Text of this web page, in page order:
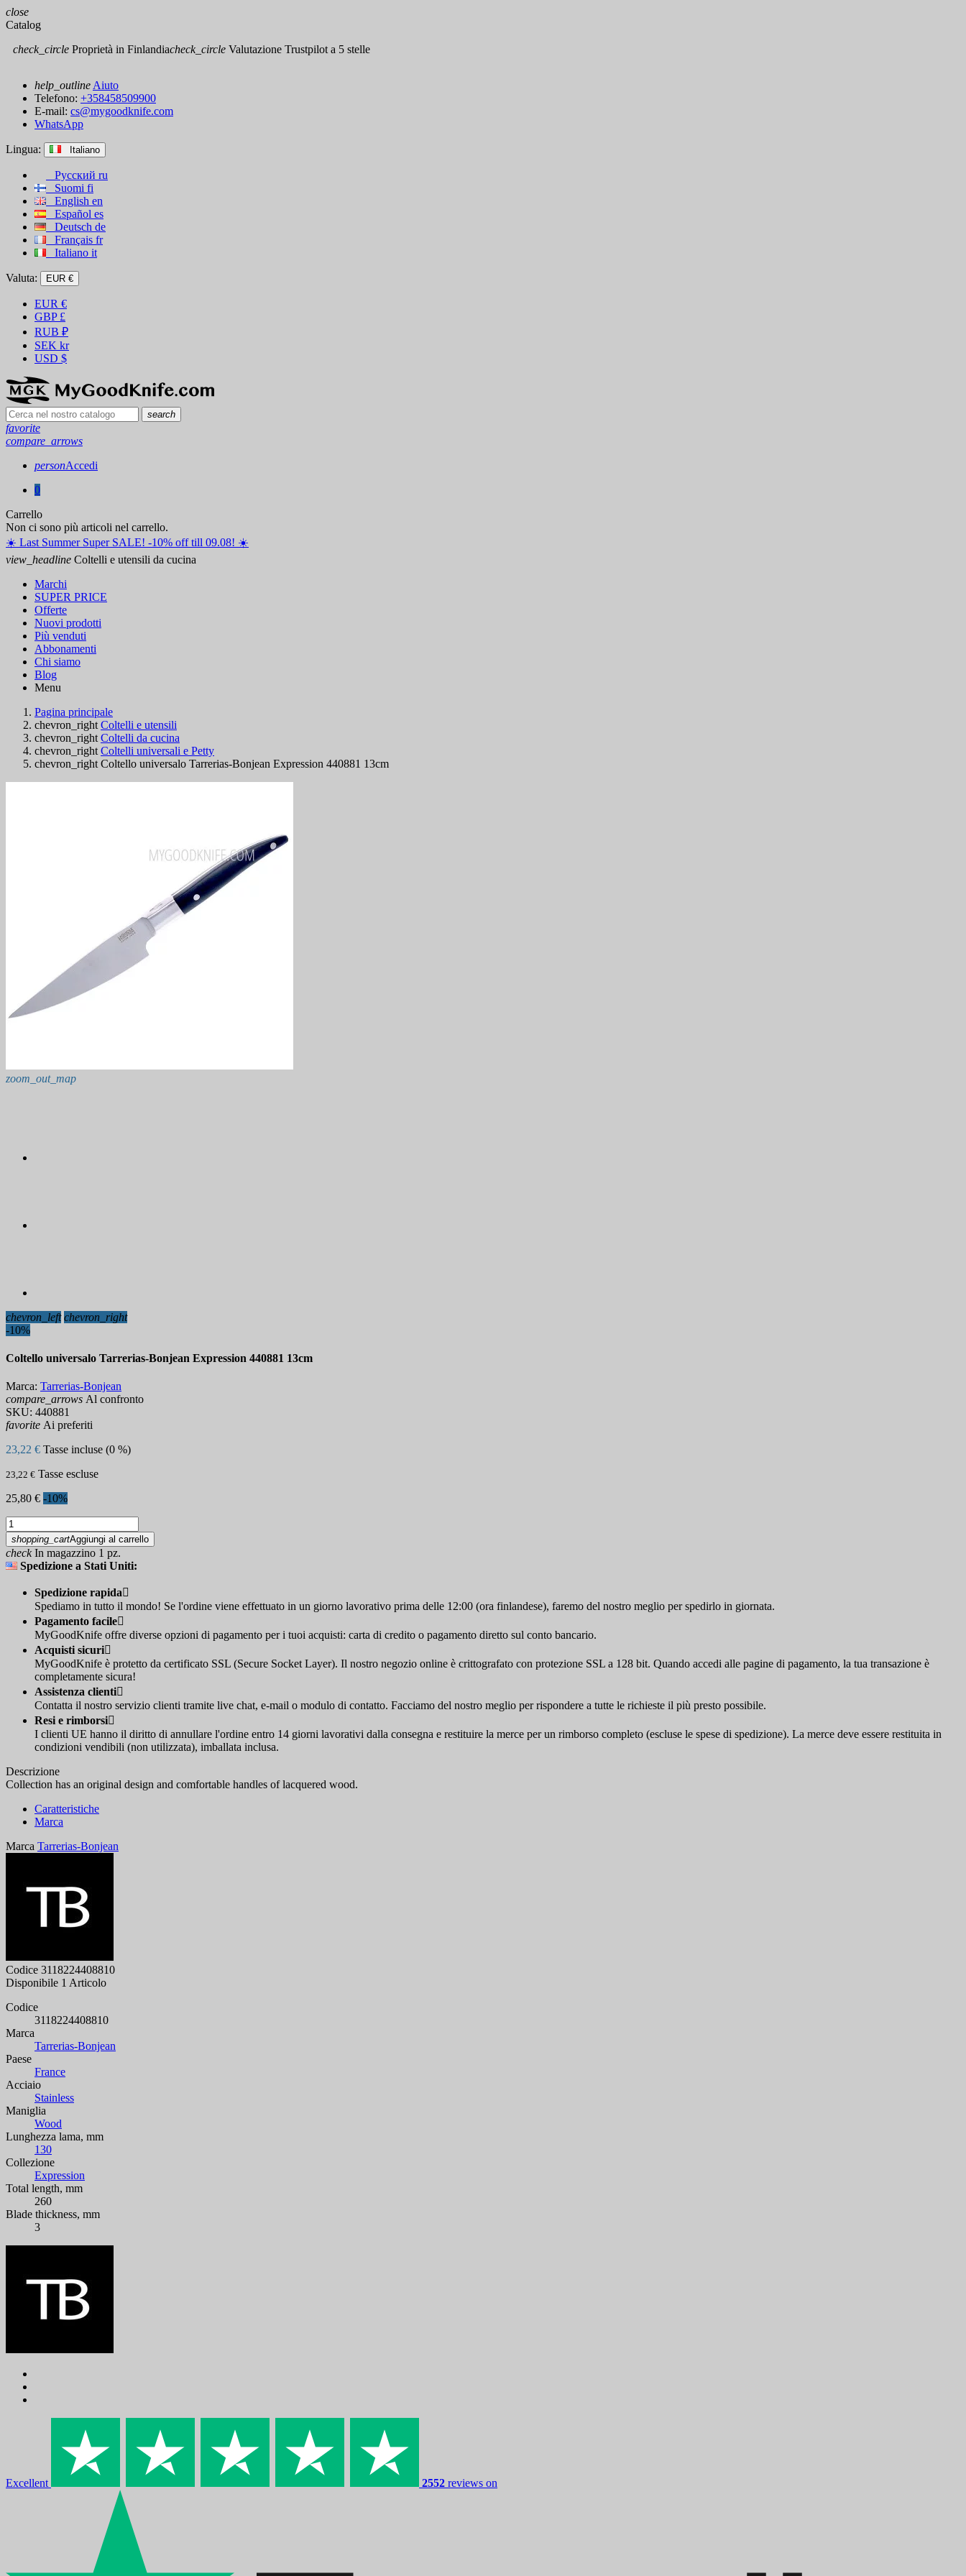
close
Catalog
check_circle Proprietà in Finlandiacheck_circle Valutazione Trustpilot a 5 stelle
help_outline Aiuto
Telefono: +358458509900
E-mail: cs@mygoodknife.com
WhatsApp
Lingua: Italiano
Русский ru
Suomi fi
English en
Español es
Deutsch de
Français fr
Italiano it
Valuta: EUR €
EUR €
GBP £
RUB ₽
SEK kr
USD $
search
favorite
compare_arrows
personAccedi
0
Carrello
Non ci sono più articoli nel carrello.
☀️ ️Last Summer Super SALE! -10% off till 09.08! ☀️
view_headline Coltelli e utensili da cucina
Marchi
SUPER PRICE
Offerte
Nuovi prodotti
Più venduti
Abbonamenti
Chi siamo
Blog
Menu
Pagina principale
chevron_right Coltelli e utensili
chevron_right Coltelli da cucina
chevron_right Coltelli universali e Petty
chevron_right Coltello universalo Tarrerias-Bonjean Expression 440881 13cm
zoom_out_map
chevron_left chevron_right
-10%
Coltello universalo Tarrerias-Bonjean Expression 440881 13cm
Marca: Tarrerias-Bonjean
compare_arrows Al confronto
SKU: 440881
favorite Ai preferiti
23,22 € Tasse incluse (0 %)
23,22 € Tasse escluse
25,80 € -10%
shopping_cartAggiungi al carrello
checkIn magazzino 1 pz.
Spedizione a Stati Uniti:
Spedizione rapida
Spediamo in tutto il mondo! Se l'ordine viene effettuato in un giorno lavorativo prima delle 12:00 (ora finlandese), faremo del nostro meglio per spedirlo in giornata.
Pagamento facile
MyGoodKnife offre diverse opzioni di pagamento per i tuoi acquisti: carta di credito o pagamento diretto sul conto bancario.
Acquisti sicuri
MyGoodKnife è protetto da certificato SSL (Secure Socket Layer). Il nostro negozio online è crittografato con protezione SSL a 128 bit. Quando accedi alle pagine di pagamento, la tua transazione è
completamente sicura!
Assistenza clienti
Contatta il nostro servizio clienti tramite live chat, e-mail o modulo di contatto. Facciamo del nostro meglio per rispondere a tutte le richieste il più presto possibile.
Resi e rimborsi
I clienti UE hanno il diritto di annullare l'ordine entro 14 giorni lavorativi dalla consegna e restituire la merce per un rimborso completo (escluse le spese di spedizione). La merce deve essere restituita in
condizioni vendibili (non utilizzata), imballata inclusa.
Descrizione
Collection has an original design and comfortable handles of lacquered wood.
Caratteristiche
Marca
Marca Tarrerias-Bonjean
Codice 3118224408810
Disponibile 1 Articolo
Codice
3118224408810
Marca
Tarrerias-Bonjean
Paese
France
Acciaio
Stainless
Maniglia
Wood
Lunghezza lama, mm
130
Collezione
Expression
Total length, mm
260
Blade thickness, mm
3
Excellent 2552 reviews on